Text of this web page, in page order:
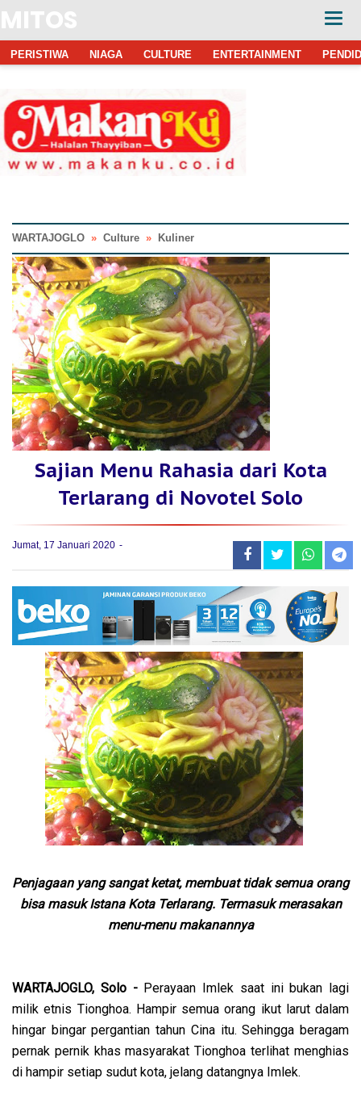
MITOS
PERISTIWA NIAGA CULTURE ENTERTAINMENT
WARTAJOGLO » Culture » Kuliner
Sajian Menu Rahasia dari Kota
Terlarang di Novotel Solo
Jumat, 17 Januari 2020
Penjagaan yang sangat ketat, membuat tidak semua orang
bisa masuk Istana Kota Terlarang. Termasuk merasakan
menu-menu makanannya
WARTAJOGLO, Solo - Perayaan Imlek saat ini bukan lagi
milik etnis Tionghoa. Hampir semua orang ikut larut dalam
hingar bingar pergantian tahun Cina itu. Sehingga beragam
pernak pernik khas masyarakat Tionghoa terlihat menghias
di hampir setiap sudut kota, jelang datangnya Imlek.